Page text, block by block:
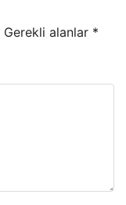
Gerekli alanlar *